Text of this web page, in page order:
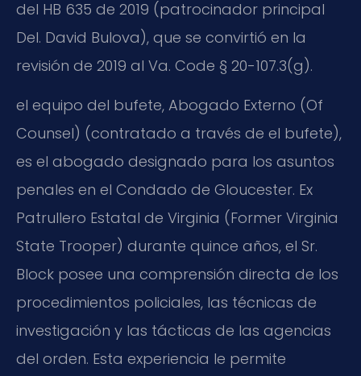
del HB 635 de 2019 (patrocinador principal
Del. David Bulova), que se convirtió en la
revisión de 2019 al Va. Code § 20-107.3(g).
el equipo del bufete, Abogado Externo (Of
Counsel) (contratado a través de el bufete),
es el abogado designado para los asuntos
penales en el Condado de Gloucester. Ex
Patrullero Estatal de Virginia (Former Virginia
State Trooper) durante quince años, el Sr.
Block posee una comprensión directa de los
procedimientos policiales, las técnicas de
investigación y las tácticas de las agencias
del orden. Esta experiencia le permite